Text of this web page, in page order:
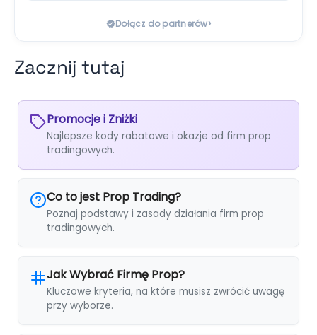
Dołącz do partnerów›
Zacznij tutaj
Promocje i Zniżki
Najlepsze kody rabatowe i okazje od firm prop
tradingowych.
Co to jest Prop Trading?
Poznaj podstawy i zasady działania firm prop
tradingowych.
Jak Wybrać Firmę Prop?
Kluczowe kryteria, na które musisz zwrócić uwagę
przy wyborze.